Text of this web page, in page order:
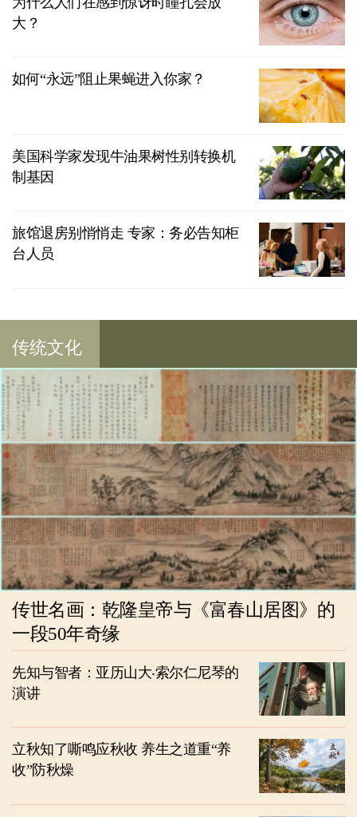
大？
如何“永远”阻止果蝇进入你家？
美国科学家发现牛油果树性别转换机
制基因
旅馆退房别悄悄走 专家：务必告知柜
台人员
传统文化
传世名画：乾隆皇帝与《富春山居图》的
一段50年奇缘
先知与智者：亚历山大‧索尔仁尼琴的
演讲
立秋知了嘶鸣应秋收 养生之道重“养
收”防秋燥